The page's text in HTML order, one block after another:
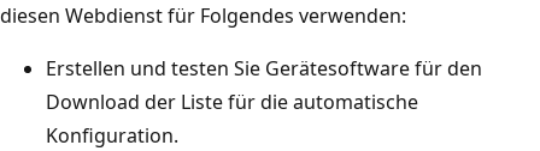
diesen Webdienst für Folgendes verwenden:
Erstellen und testen Sie Gerätesoftware für den
Download der Liste für die automatische
Konfiguration.